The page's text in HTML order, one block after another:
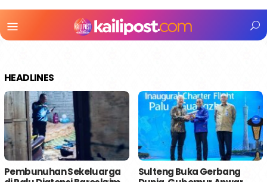
Mobile
HEADLINES
Pembunuhan Sekeluarga
Sulteng Buka Gerbang